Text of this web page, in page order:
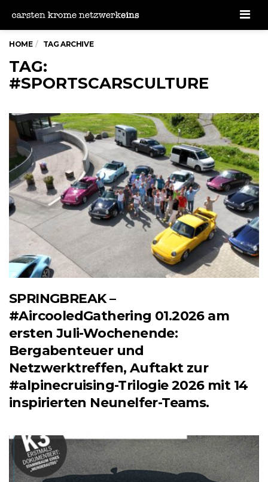
HOME TAG ARCHIVE
TAG:
#SPORTSCARSCULTURE
SPRINGBREAK –
#AircooledGathering 01.2026 am
ersten Juli-Wochenende:
Bergabenteuer und
Netzwerktreffen, Auftakt zur
#alpinecruising-Trilogie 2026 mit 14
inspirierten Neunelfer-Teams.